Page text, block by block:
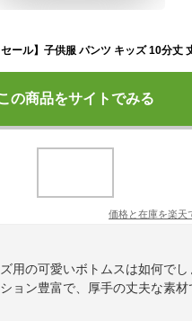
の商品をサイトでみる
価格と在庫を楽天
用の可愛いボトムスは如何でし
ョン豊富で、厚手の丈夫な素材